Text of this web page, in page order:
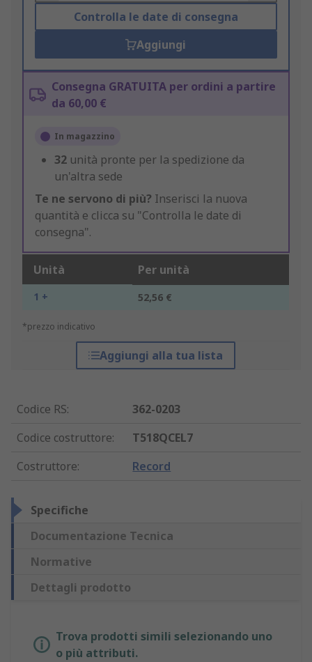
Controlla le date di consegna
Aggiungi
Consegna GRATUITA per ordini a partire
da 60,00 €
In magazzino
32 unità pronte per la spedizione da
un'altra sede
Te ne servono di più? Inserisci la nuova
quantità e clicca su "Controlla le date di
consegna".
Unità Per unità
1 + 52,56 €
*prezzo indicativo
Aggiungi alla tua lista
Codice RS:
362-0203
Codice costruttore:
T518QCEL7
Costruttore: Record
Specifiche
Documentazione Tecnica
Normative
Dettagli prodotto
Trova prodotti simili selezionando uno
o più attributi.